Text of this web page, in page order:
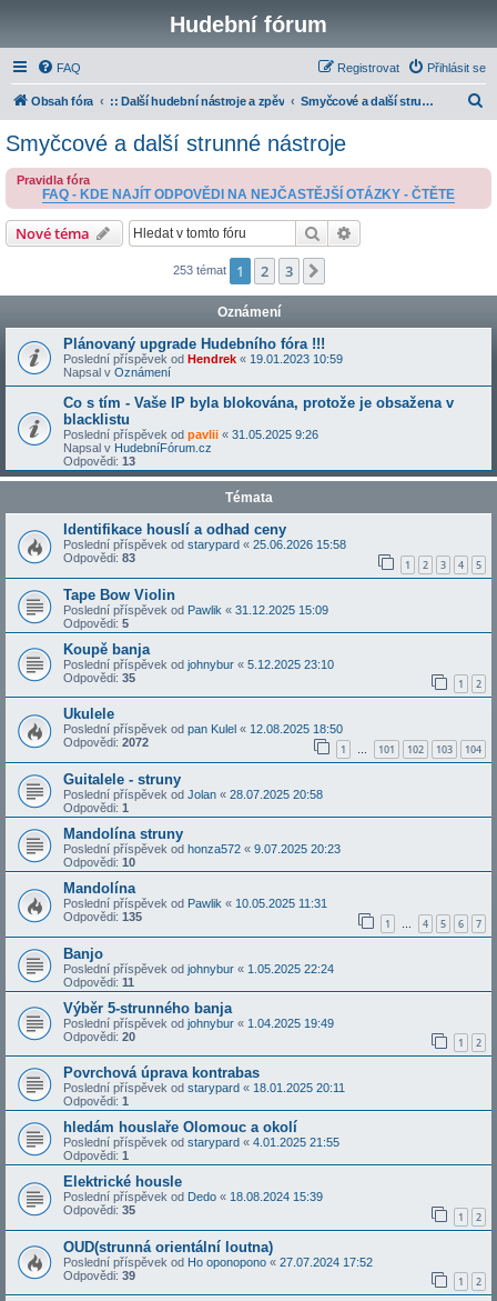
Hudební fórum
FAQ Přihlásit se
Registrovat
Obsah fóra :: Další hudební nástroje a zpěv Smyčcové a další strunné nástroje
a
Smyčcové a další strunné nástroje
Pravidla fóra
FAQ - KDE NAJÍT ODPOVĚDI NA NEJČASTĚJŠÍ OTÁZKY - ČTĚTE
Nové téma Hledat
253 témat 1 2 3
Oznámení
Plánovaný upgrade Hudebního fóra !!!
Poslední příspěvek od Hendrek « 19.01.2023 10:59
Napsal v Oznámení
Co s tím - Vaše IP byla blokována, protože je obsažena v
blacklistu
Poslední příspěvek od pavlii « 31.05.2025 9:26
Napsal v HudebníFórum.cz
Odpovědi: 13
Témata
Identifikace houslí a odhad ceny
Poslední příspěvek od starypard « 25.06.2026 15:58
Odpovědi: 83 1 2 3 4 5
Tape Bow Violin
Poslední příspěvek od Pawlik « 31.12.2025 15:09
Odpovědi: 5
Koupě banja
Poslední příspěvek od johnybur « 5.12.2025 23:10
Odpovědi: 35 1 2
Ukulele
Poslední příspěvek od pan Kulel « 12.08.2025 18:50
Odpovědi: 2072 1 … 101 102 103 104
Guitalele - struny
Poslední příspěvek od Jolan « 28.07.2025 20:58
Odpovědi: 1
Mandolína struny
Poslední příspěvek od honza572 « 9.07.2025 20:23
Odpovědi: 10
Mandolína
Poslední příspěvek od Pawlik « 10.05.2025 11:31
Odpovědi: 135 1 … 4 5 6 7
Banjo
Poslední příspěvek od johnybur « 1.05.2025 22:24
Odpovědi: 11
Výběr 5-strunného banja
Poslední příspěvek od johnybur « 1.04.2025 19:49
Odpovědi: 20 1 2
Povrchová úprava kontrabas
Poslední příspěvek od starypard « 18.01.2025 20:11
Odpovědi: 1
hledám houslaře Olomouc a okolí
Poslední příspěvek od starypard « 4.01.2025 21:55
Odpovědi: 1
Elektrické housle
Poslední příspěvek od Dedo « 18.08.2024 15:39
Odpovědi: 35 1 2
OUD(strunná orientální loutna)
Poslední příspěvek od Ho oponopono « 27.07.2024 17:52
Odpovědi: 39 1 2